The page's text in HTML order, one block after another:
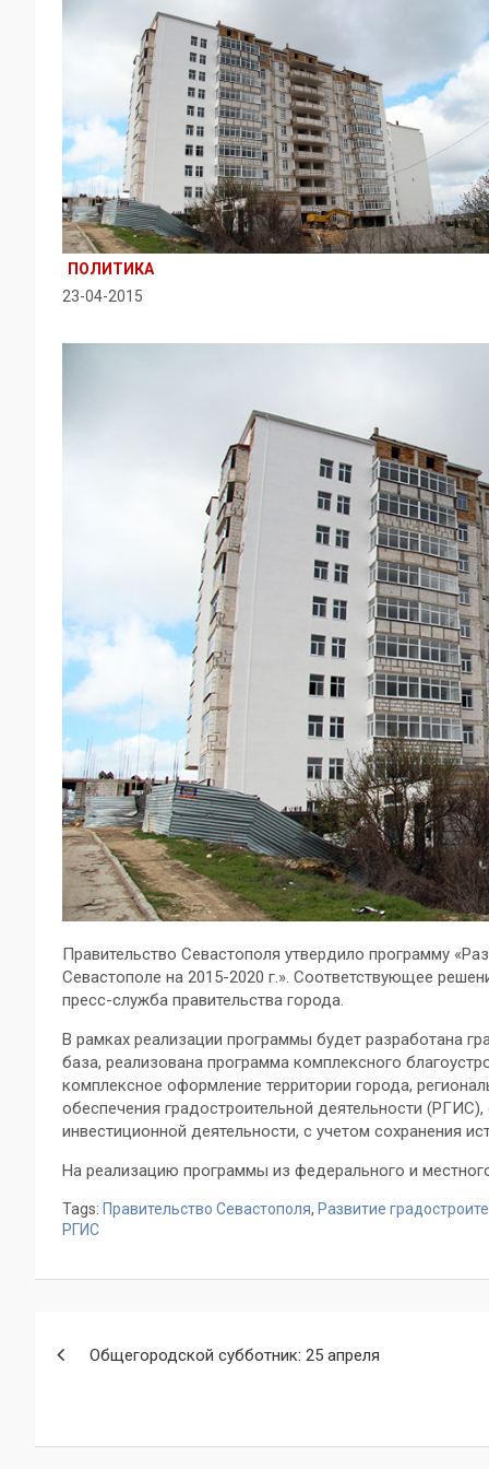
ПОЛИТИКА
23-04-2015
Правительство Севастополя утвердило программу
Севастополе на 2015-2020 г.». Соответствующее
пресс-служба правительства города.
В рамках реализации программы будет разработана
база, реализована программа комплексного
комплексное оформление территории города,
обеспечения градостроительной деятельности
инвестиционной деятельности, с учетом сохранения
На реализацию программы из федерального и
Tags: Правительство Севастополя, Развитие
РГИС
Общегородской субботник: 25 апреля